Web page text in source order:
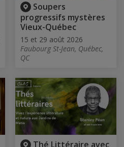
Soupers
progressifs mystères
Vieux-Québec
15 et 29 août 2026
Faubourg St-Jean, Québec,
QC
Thé Littéraire avec